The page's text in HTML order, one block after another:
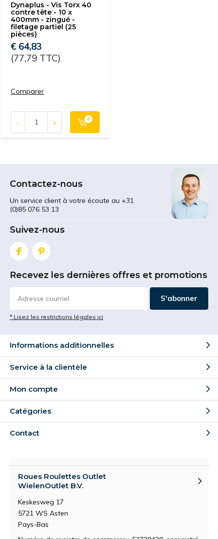
Dynaplus - Vis Torx 40
contre tête - 10 x
400mm - zingué -
filetage partiel (25
pièces)
€ 64,83
(77,79 TTC)
Comparer
- +
Contactez-nous
Un service client à votre écoute au +31
(0)85 076 53 13
Suivez-nous
Recevez les dernières offres et promotions
S'abonner
* Lisez les restrictions légales ici
Informations additionnelles
Service à la clientèle
Mon compte
Catégories
Contact
Roues Roulettes Outlet
WielenOutlet B.V.
Keskesweg 17
5721 WS Asten
Pays-Bas